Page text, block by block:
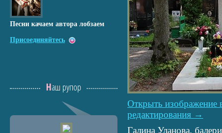
Открыть изображение
редактирования →
Галина Уланова,
Песни качаем автора лобзаем
Присоединяйтесь
Наш рупор